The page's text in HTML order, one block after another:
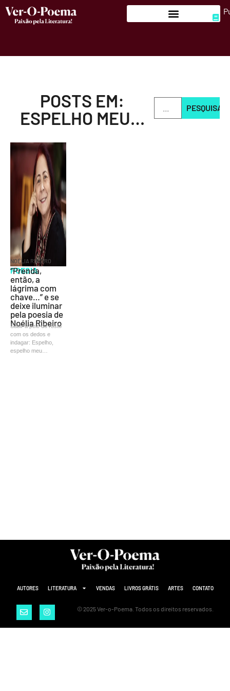
POSTS EM:
ESPELHO MEU…
PESQUISAR
NOÉLIA RIBEIRO
POESIA
“Prenda,
então, a
lágrima com
chave…” e se
deixe iluminar
pela poesia de
Noélia Ribeiro
Subir a pele do rosto
com os dedos e
indagar: Espelho,
espelho meu…
AUTORES LITERATURA VENDAS LIVROS GRÁTIS ARTES CONTATO
© 2025 Ver-o-Poema. Todos os direitos reservados.